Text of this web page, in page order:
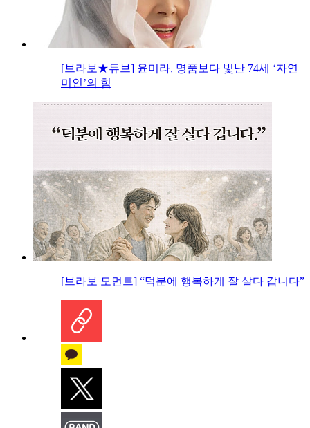
[브라보★튜브] 윤미라, 명품보다 빛난 74세 ‘자연
미인’의 힘
[브라보 모먼트] “덕분에 행복하게 잘 살다 갑니다”